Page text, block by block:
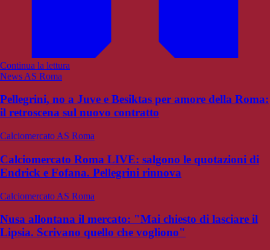
Continua la lettura
News AS Roma
Pellegrini, no a Juve e Besiktas per amore della Roma:
il retroscena sul nuovo contratto
Calciomercato AS Roma
Calciomercato Roma LIVE: salgono le quotazioni di
Endrick e Fofana. Pellegrini rinnova
Calciomercato AS Roma
Nusa allontana il mercato: "Mai chiesto di lasciare il
Lipsia. Scrivano quello che vogliono"